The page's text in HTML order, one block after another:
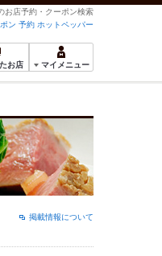
お店予約・クーポン検索
ン 予約 ホットペッパー
お店 マイメニュー
掲載情報について